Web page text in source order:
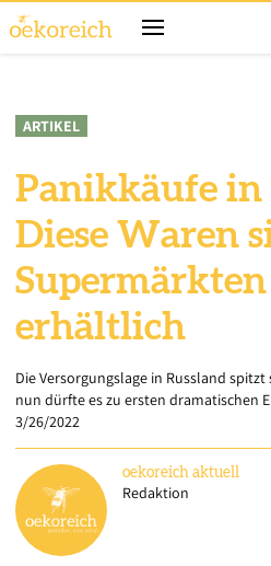
ARTIKEL
Panikkäufe in
Diese Waren
erhältlich
Die Versorgungslage in Russland
nun dürfte es zu ersten dramatischen
3/26/2022
oekoreich aktuell
Redaktion